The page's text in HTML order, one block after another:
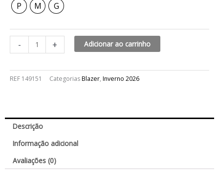
P M G
- + Adicionar ao carrinho
REF 149151 CategoriasBlazer, Inverno 2026
Descrição
Informação adicional
Avaliações (0)